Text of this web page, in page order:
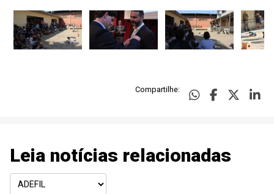
Compartilhe:
Leia notícias relacionadas